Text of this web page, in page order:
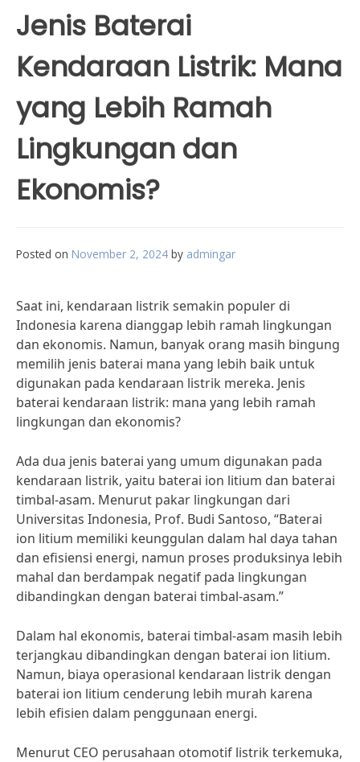
Jenis Baterai
Kendaraan Listrik: Mana
yang Lebih Ramah
Lingkungan dan
Ekonomis?
Posted on November 2, 2024 by admingar
Saat ini, kendaraan listrik semakin populer di
Indonesia karena dianggap lebih ramah lingkungan
dan ekonomis. Namun, banyak orang masih bingung
memilih jenis baterai mana yang lebih baik untuk
digunakan pada kendaraan listrik mereka. Jenis
baterai kendaraan listrik: mana yang lebih ramah
lingkungan dan ekonomis?
Ada dua jenis baterai yang umum digunakan pada
kendaraan listrik, yaitu baterai ion litium dan baterai
timbal-asam. Menurut pakar lingkungan dari
Universitas Indonesia, Prof. Budi Santoso, “Baterai
ion litium memiliki keunggulan dalam hal daya tahan
dan efisiensi energi, namun proses produksinya lebih
mahal dan berdampak negatif pada lingkungan
dibandingkan dengan baterai timbal-asam.”
Dalam hal ekonomis, baterai timbal-asam masih lebih
terjangkau dibandingkan dengan baterai ion litium.
Namun, biaya operasional kendaraan listrik dengan
baterai ion litium cenderung lebih murah karena
lebih efisien dalam penggunaan energi.
Menurut CEO perusahaan otomotif listrik terkemuka,